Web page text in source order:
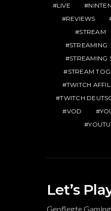
LIVE
REVIEWS
STREAM
STREAMING
STREAMING
STREAM
TWITCH
TWITCH
VOD
Let’s
Gepflegte